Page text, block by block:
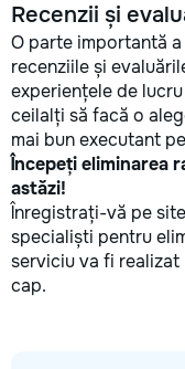
Recenzii și
O parte importantă
recenziile și
experiențele de
ceilalți să facă o
mai bun executant
Începeți eliminarea
astăzi!
Înregistrați-vă pe
specialiști pentru
serviciu va fi
cap.